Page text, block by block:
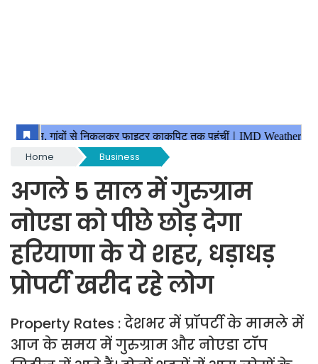
Home Business
अगले 5 साल में गुरुग्राम
नोएडा को पीछे छोड़ देगा
हरियाणा के ये शहर, धड़ाधड़
प्रोपर्टी खरीद रहे लोग
Property Rates : देशभर में प्रॉपर्टी के मामले में
आज के समय में गुरुग्राम और नोएडा टॉप